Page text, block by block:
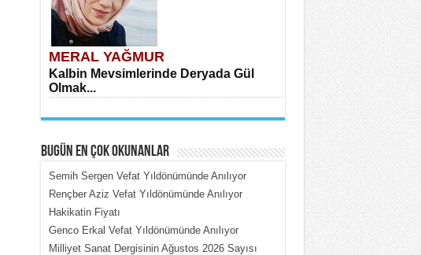
MERAL YAĞMUR
Kalbin Mevsimlerinde Deryada Gül
Olmak...
MEHMET ÇOBAN
İçerdeki Put Dışardaki Maskeler...
BUGÜN EN ÇOK OKUNANLAR
Semih Sergen Vefat Yıldönümünde Anılıyor
Rençber Aziz Vefat Yıldönümünde Anılıyor
Hakikatin Fiyatı
Genco Erkal Vefat Yıldönümünde Anılıyor
Milliyet Sanat Dergisinin Ağustos 2026 Sayısı